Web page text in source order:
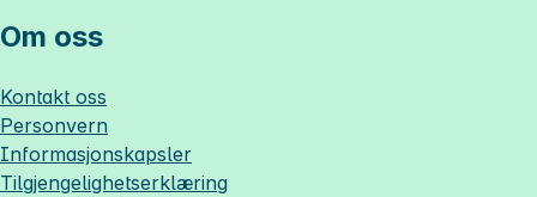
Om oss
Kontakt oss
Personvern
Informasjonskapsler
Tilgjengelighetserklæring